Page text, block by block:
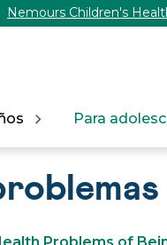
Nemours Children's
Para